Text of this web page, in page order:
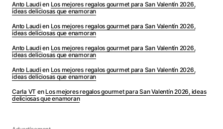
Anto Laudien Los mejores regalos gourmet para San Valentín 2026,
ideas deliciosas que enamoran
Anto Laudien Los mejores regalos gourmet para San Valentín 2026,
ideas deliciosas que enamoran
Anto Laudien Los mejores regalos gourmet para San Valentín 2026,
ideas deliciosas que enamoran
Anto Laudien Los mejores regalos gourmet para San Valentín 2026,
ideas deliciosas que enamoran
Carla VT en Los mejores regalos gourmet para San Valentín 2026, ideas
deliciosas que enamoran